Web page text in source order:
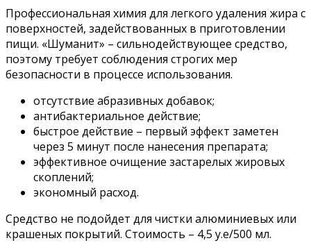
Профессиональная химия для легкого удаления жира с
поверхностей, задействованных в приготовлении
пищи. «Шуманит» – сильнодействующее средство,
поэтому требует соблюдения строгих мер
безопасности в процессе использования.
отсутствие абразивных добавок;
антибактериальное действие;
быстрое действие – первый эффект заметен
через 5 минут после нанесения препарата;
эффективное очищение застарелых жировых
скоплений;
экономный расход.
Средство не подойдет для чистки алюминиевых или
крашеных покрытий. Стоимость – 4,5 у.е/500 мл.